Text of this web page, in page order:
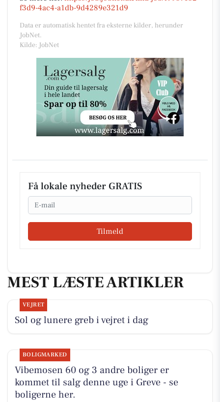
f3d9-4ac4-a1db-9d4289e321d9
Data er automatisk hentet fra eksterne kilder, herunder
JobNet.
Kilde: JobNet
Få lokale nyheder GRATIS
Email
Tilmeld
MEST LÆSTE ARTIKLER
VEJRET
Sol og lunere greb i vejret i dag
BOLIGMARKED
Vibemosen 60 og 3 andre boliger er
kommet til salg denne uge i Greve - se
boligerne her.